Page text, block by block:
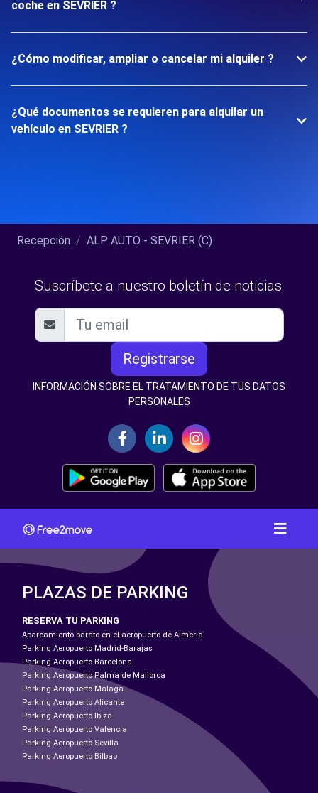
coche en SEVRIER ?
¿Cómo modificar, ampliar o cancelar mi alquiler ?
¿Qué documentos se requieren para alquilar un
vehículo en SEVRIER ?
Recepción ALP AUTO - SEVRIER (C)
Suscríbete a nuestro boletín de noticias:
Registrarse
INFORMACIÓN SOBRE EL TRATAMIENTO DE TUS DATOS
PERSONALES
PLAZAS DE PARKING
RESERVA TU PARKING
Aparcamiento barato en el aeropuerto de Almeria
Parking Aeropuerto Madrid-Barajas
Parking Aeropuerto Barcelona
Parking Aeropuerto Palma de Mallorca
Parking Aeropuerto Malaga
Parking Aeropuerto Alicante
Parking Aeropuerto Ibiza
Parking Aeropuerto Valencia
Parking Aeropuerto Sevilla
Parking Aeropuerto Bilbao